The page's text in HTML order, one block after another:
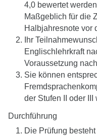
4,0 bewertet
Maßgeblich für die
Halbjahresnote vor
Ihr
Englischlehrkraft
Voraussetzung
Sie können
der Stufen II oder III
Durchführung
Die Prüfung